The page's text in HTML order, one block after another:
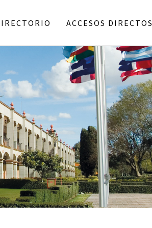
ACCESOS DIRECTOS